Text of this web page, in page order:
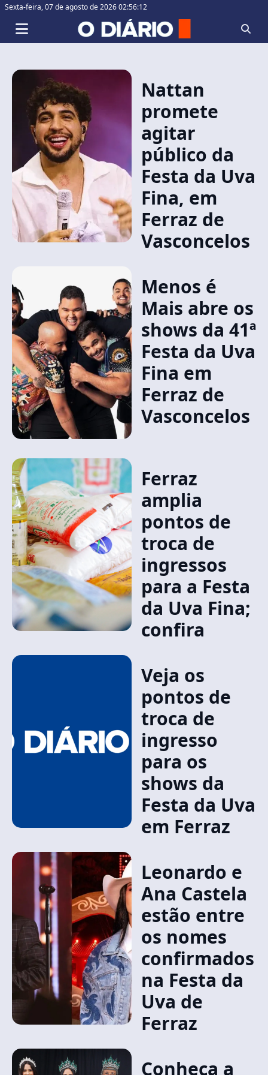
Sexta-feira,07 de agosto de 2026 02:56:12
Nattan
promete
agitar
público da
Festa da Uva
Fina, em
Ferraz de
Vasconcelos
Menos é
Mais abre os
shows da 41ª
Festa da Uva
Fina em
Ferraz de
Vasconcelos
Ferraz
amplia
pontos de
troca de
ingressos
para a Festa
da Uva Fina;
confira
Veja os
pontos de
troca de
ingresso
para os
shows da
Festa da Uva
em Ferraz
Leonardo e
Ana Castela
estão entre
os nomes
confirmados
na Festa da
Uva de
Ferraz
Conheça a